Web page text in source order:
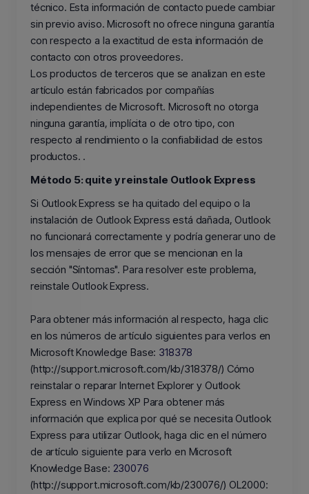
técnico. Esta información de contacto puede cambiar
sin previo aviso. Microsoft no ofrece ninguna garantía
con respecto a la exactitud de esta información de
contacto con otros proveedores.
Los productos de terceros que se analizan en este
artículo están fabricados por compañías
independientes de Microsoft. Microsoft no otorga
ninguna garantía, implícita o de otro tipo, con
respecto al rendimiento o la confiabilidad de estos
productos. .
Método 5: quite y reinstale Outlook Express
Si Outlook Express se ha quitado del equipo o la
instalación de Outlook Express está dañada, Outlook
no funcionará correctamente y podría generar uno de
los mensajes de error que se mencionan en la
sección "Síntomas". Para resolver este problema,
reinstale Outlook Express.
Para obtener más información al respecto, haga clic
en los números de artículo siguientes para verlos en
Microsoft Knowledge Base: 318378
(http://support.microsoft.com/kb/318378/) Cómo
reinstalar o reparar Internet Explorer y Outlook
Express en Windows XP Para obtener más
información que explica por qué se necesita Outlook
Express para utilizar Outlook, haga clic en el número
de artículo siguiente para verlo en Microsoft
Knowledge Base: 230076
(http://support.microsoft.com/kb/230076/) OL2000: